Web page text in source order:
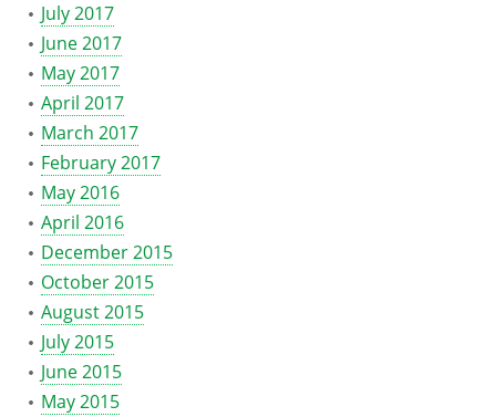
July 2017
June 2017
May 2017
April 2017
March 2017
February 2017
May 2016
April 2016
December 2015
October 2015
August 2015
July 2015
June 2015
May 2015